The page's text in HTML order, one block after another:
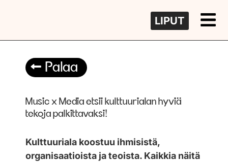
LIPUT
Palaa
Music x Media etsii kulttuurialan hyviä
tekoja palkittavaksi!
Kulttuuriala koostuu ihmisistä,
organisaatioista ja teoista. Kaikkia näitä